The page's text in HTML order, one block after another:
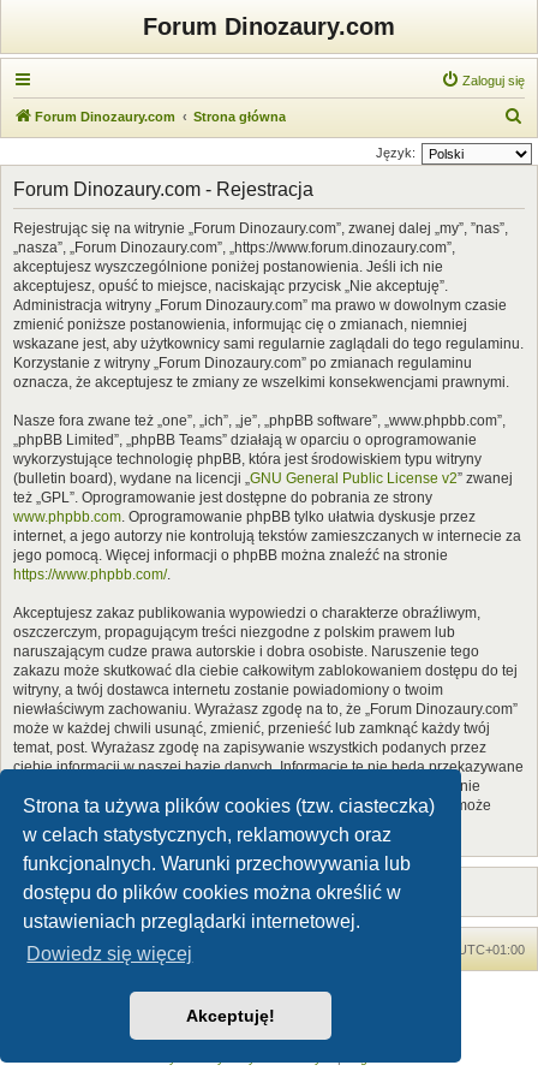
Strona ta używa plików cookies (tzw. ciasteczka)
w celach statystycznych, reklamowych oraz
funkcjonalnych. Warunki przechowywania lub
dostępu do plików cookies można określić w
ustawieniach przeglądarki internetowej.
Dowiedz się więcej
Akceptuję!
Forum Dinozaury.com
Zaloguj się
Forum Dinozaury.com Strona główna
z
Język:
Forum Dinozaury.com - Rejestracja
Rejestrując się na witrynie „Forum Dinozaury.com”, zwanej dalej „my”, ”nas”,
„nasza”, „Forum Dinozaury.com”, „https://www.forum.dinozaury.com”,
akceptujesz wyszczególnione poniżej postanowienia. Jeśli ich nie
akceptujesz, opuść to miejsce, naciskając przycisk „Nie akceptuję”.
Administracja witryny „Forum Dinozaury.com” ma prawo w dowolnym czasie
zmienić poniższe postanowienia, informując cię o zmianach, niemniej
wskazane jest, aby użytkownicy sami regularnie zaglądali do tego regulaminu.
Korzystanie z witryny „Forum Dinozaury.com” po zmianach regulaminu
oznacza, że akceptujesz te zmiany ze wszelkimi konsekwencjami prawnymi.
Nasze fora zwane też „one”, „ich”, „je”, „phpBB software”, „www.phpbb.com”,
„phpBB Limited”, „phpBB Teams” działają w oparciu o oprogramowanie
wykorzystujące technologię phpBB, która jest środowiskiem typu witryny
(bulletin board), wydane na licencji „GNU General Public License v2” zwanej
też „GPL”. Oprogramowanie jest dostępne do pobrania ze strony
www.phpbb.com. Oprogramowanie phpBB tylko ułatwia dyskusje przez
internet, a jego autorzy nie kontrolują tekstów zamieszczanych w internecie za
jego pomocą. Więcej informacji o phpBB można znaleźć na stronie
https://www.phpbb.com/.
Akceptujesz zakaz publikowania wypowiedzi o charakterze obraźliwym,
oszczerczym, propagującym treści niezgodne z polskim prawem lub
naruszającym cudze prawa autorskie i dobra osobiste. Naruszenie tego
zakazu może skutkować dla ciebie całkowitym zablokowaniem dostępu do tej
witryny, a twój dostawca internetu zostanie powiadomiony o twoim
niewłaściwym zachowaniu. Wyrażasz zgodę na to, że „Forum Dinozaury.com”
może w każdej chwili usunąć, zmienić, przenieść lub zamknąć każdy twój
temat, post. Wyrażasz zgodę na zapisywanie wszystkich podanych przez
ciebie informacji w naszej bazie danych. Informacje te nie będą przekazywane
nikomu bez twojej zgody, ale ani „Forum Dinozaury.com”, ani phpBB nie
ponosi odpowiedzialności za włamania do witryny, podczas których może
dojść do kradzieży danych.
Forum Dinozaury.com UTC+01:00
Dinozaury.com© 2006-2020
Technologię dostarczaphpBB® Forum Software © phpBB Limited
Polski pakiet językowy dostarcza